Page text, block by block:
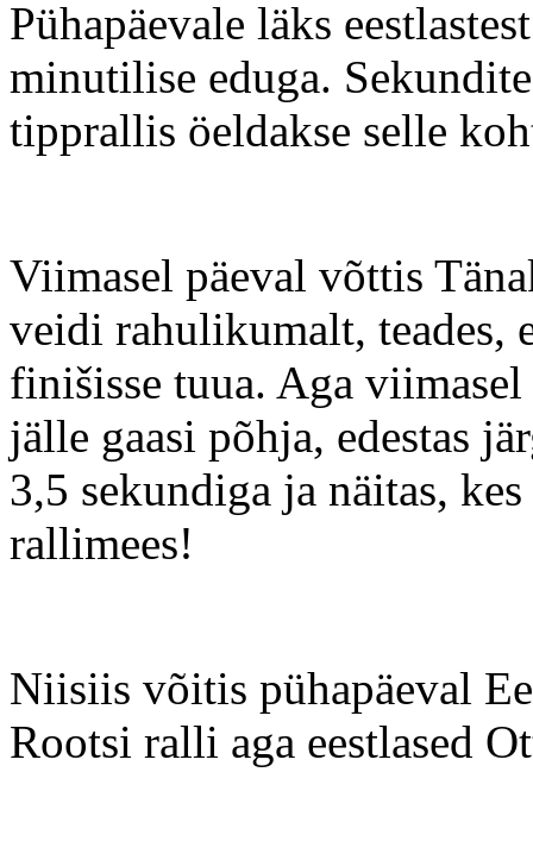
Pühapäevale läks
minutilise eduga.
tipprallis öeldakse selle
Viimasel päeval võttis
veidi rahulikumalt, teades,
finišisse tuua. Aga
jälle gaasi põhja, edestas
3,5 sekundiga ja näitas,
rallimees!
Niisiis võitis pühapäeval
Rootsi ralli aga eestlased